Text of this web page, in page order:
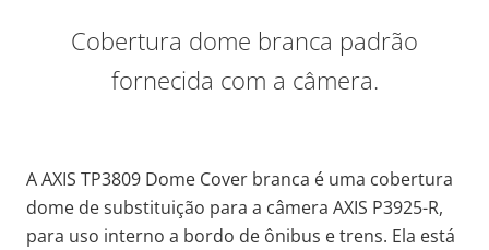
Cobertura dome branca padrão
fornecida com a câmera.
A AXIS TP3809 Dome Cover branca é uma cobertura
dome de substituição para a câmera AXIS P3925-R,
para uso interno a bordo de ônibus e trens. Ela está